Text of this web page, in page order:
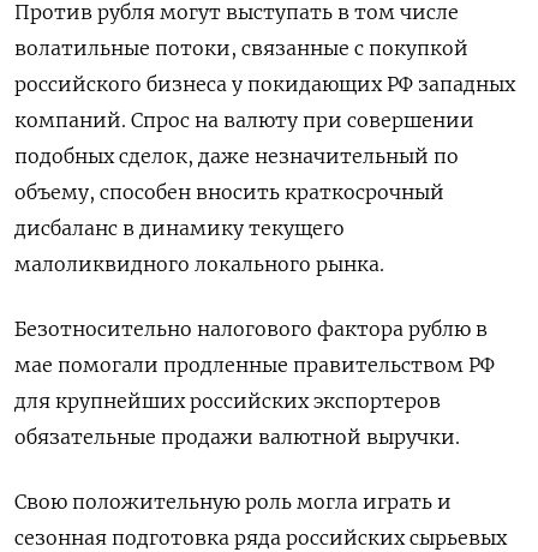
Против рубля могут выступать в том числе
волатильные потоки, связанные с покупкой
российского бизнеса у покидающих РФ западных
компаний. Спрос на валюту при совершении
подобных сделок, даже незначительный по
объему, способен вносить краткосрочный
дисбаланс в динамику текущего
малоликвидного локального рынка.
Безотносительно налогового фактора рублю в
мае помогали продленные правительством РФ
для крупнейших российских экспортеров
обязательные продажи валютной выручки.
Свою положительную роль могла играть и
сезонная подготовка ряда российских сырьевых